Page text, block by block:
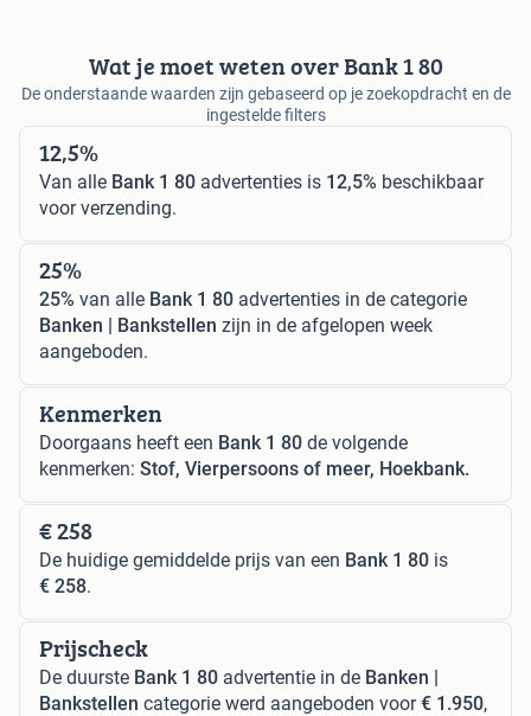
Wat je moet weten over Bank 1 80
De onderstaande waarden zijn gebaseerd op je zoekopdracht en de
ingestelde filters
12,5%
Van alle Bank 1 80 advertenties is 12,5% beschikbaar
voor verzending.
25%
25% van alle Bank 1 80 advertenties in de categorie
Banken | Bankstellen zijn in de afgelopen week
aangeboden.
Kenmerken
Doorgaans heeft een Bank 1 80 de volgende
kenmerken: Stof, Vierpersoons of meer, Hoekbank.
€ 258
De huidige gemiddelde prijs van een Bank 1 80 is
€ 258.
Prijscheck
De duurste Bank 1 80 advertentie in de Banken |
Bankstellen categorie werd aangeboden voor€ 1.950,